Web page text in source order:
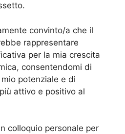
convinto/a che il
rappresentare
per la mia crescita
consentendomi di
potenziale e di
attivo e positivo al
colloquio personale per